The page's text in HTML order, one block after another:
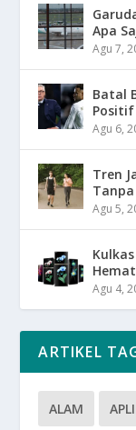
Apa
Agu 7,
Batal
Positif
Agu 6,
Tren
Agu 5,
Agu 4,
ARTIKEL
ALAM